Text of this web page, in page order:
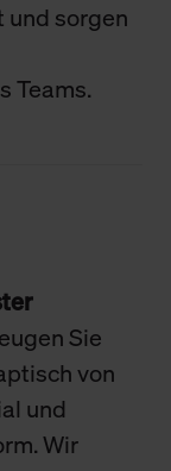
und sorgen
Teams.
Sie
von
und
Wir